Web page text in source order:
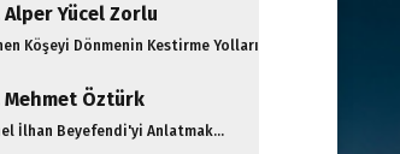
Alper Yücel Zorlu
Köşeyi Dönmenin Kestirme Yolları
Mehmet Öztürk
İlhan Beyefendi'yi Anlatmak...